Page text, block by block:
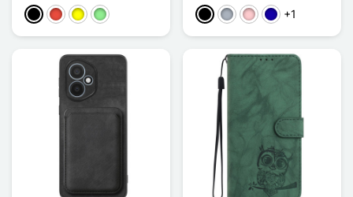
ZwartRoodGeelLichtgroen ZwartGrijsRozeDonkerblauw
+1